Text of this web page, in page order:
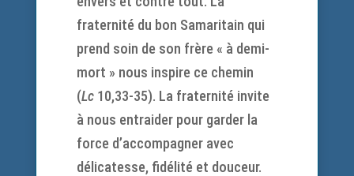
fraternité du bon Samaritain qui
prend soin de son frère « à demi-
mort » nous inspire ce chemin
(Lc 10,33-35). La fraternité invite
à nous entraider pour garder la
force d’accompagner avec
délicatesse, fidélité et douceur.